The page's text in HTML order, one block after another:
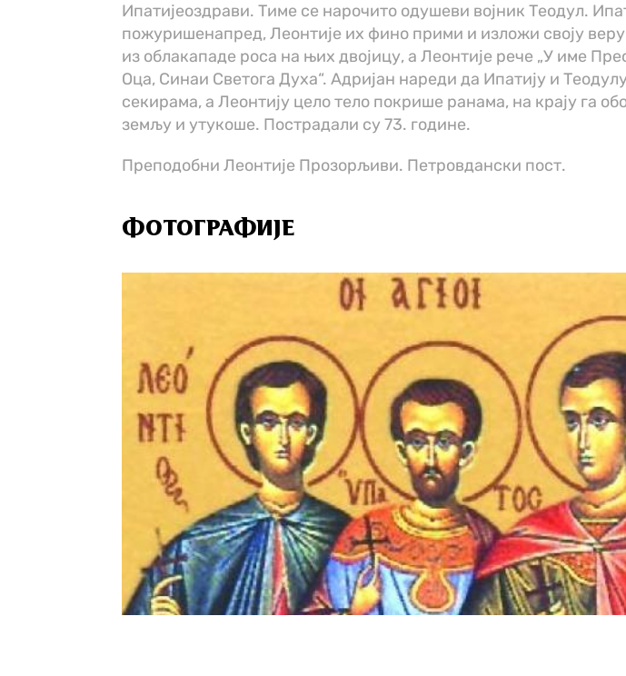
Ипатијеоздрави. Тиме се нарочито одушеви војник Теодул.
пожуришенапред, Леонтије их фино прими и изложи своју
из облакападе роса на њих двојицу, а Леонтије рече „У име
Оца, Синаи Светога Духа“. Адријан нареди да Ипатију и
секирама, а Леонтију цело тело покрише ранама, на крају га
земљу и утукоше. Пострадали су 73. године.
Преподобни Леонтије Прозорљиви. Петровдански пост.
ФОТОГРАФИЈЕ